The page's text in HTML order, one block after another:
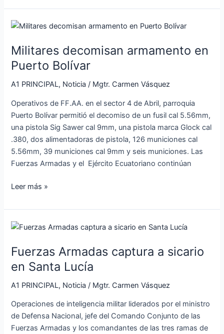
Militares decomisan armamento en
Puerto Bolívar
A1 PRINCIPAL, Noticia / Mgtr. Carmen Vásquez
Operativos de FF.AA. en el sector 4 de Abril, parroquia
Puerto Bolívar permitió el decomiso de un fusil cal 5.56mm,
una pistola Sig Sawer cal 9mm, una pistola marca Glock cal
.380, dos alimentadoras de pistola, 126 municiones cal
5.56mm, 39 municiones cal 9mm y seis municiones. Las
Fuerzas Armadas y el Ejército Ecuatoriano continúan
Militares
armamento
en
Bolívar
Leer más »
Fuerzas Armadas captura a sicario
en Santa Lucía
A1 PRINCIPAL, Noticia / Mgtr. Carmen Vásquez
Operaciones de inteligencia militar liderados por el ministro
de Defensa Nacional, jefe del Comando Conjunto de las
Fuerzas Armadas y los comandantes de las tres ramas de
Fuerzas
captura
a
sicario
en
Lucía